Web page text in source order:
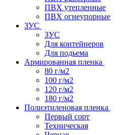
ПВХ утепленные
ПВХ огнеупорные
ЗУС
ЗУС
Для контейнеров
Для подьема
Армированная пленка
80 г/м2
100 г/м2
120 г/м2
180 г/м2
Полиэтиленовая пленка
Первый сорт
Техническая